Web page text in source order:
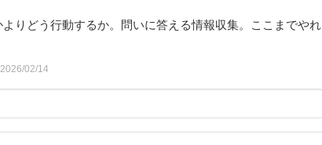
う行動するか。問いに答える情報収集。ここまでやれ
2026/02/14